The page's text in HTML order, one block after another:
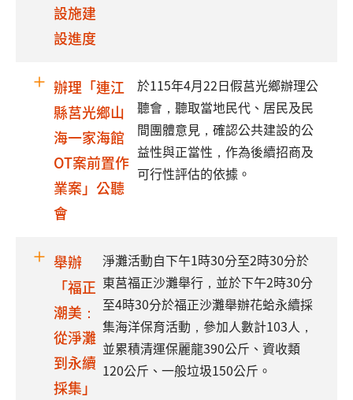
設施建
設進度
辦理「連江
縣莒光鄉山
海一家海館
OT案前置作
業案」公聽
會
於115年4月22日假莒光鄉辦理公
聽會，聽取當地民代、居民及民
間團體意見，確認公共建設的公
益性與正當性，作為後續招商及
可行性評估的依據。
舉辦
「福正
潮美：
從淨灘
到永續
採集」
淨灘活動自下午1時30分至2時30分於
東莒福正沙灘舉行，並於下午2時30分
至4時30分於福正沙灘舉辦花蛤永續採
集海洋保育活動，參加人數計103人，
並累積清運保麗龍390公斤、資收類
120公斤、一般垃圾150公斤。